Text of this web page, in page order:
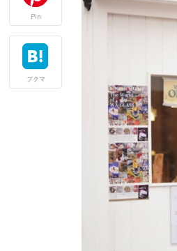
Pin
ブクマ